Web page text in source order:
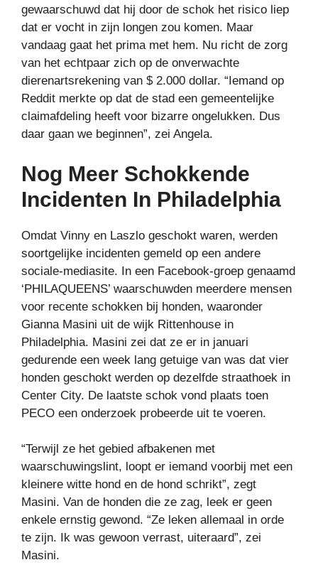
gewaarschuwd dat hij door de schok het risico liep
dat er vocht in zijn longen zou komen. Maar
vandaag gaat het prima met hem. Nu richt de zorg
van het echtpaar zich op de onverwachte
dierenartsrekening van $ 2.000 dollar. “Iemand op
Reddit merkte op dat de stad een gemeentelijke
claimafdeling heeft voor bizarre ongelukken. Dus
daar gaan we beginnen”, zei Angela.
Nog Meer Schokkende
Incidenten In Philadelphia
Omdat Vinny en Laszlo geschokt waren, werden
soortgelijke incidenten gemeld op een andere
sociale-mediasite. In een Facebook-groep genaamd
‘PHILAQUEENS’ waarschuwden meerdere mensen
voor recente schokken bij honden, waaronder
Gianna Masini uit de wijk Rittenhouse in
Philadelphia. Masini zei dat ze er in januari
gedurende een week lang getuige van was dat vier
honden geschokt werden op dezelfde straathoek in
Center City. De laatste schok vond plaats toen
PECO een onderzoek probeerde uit te voeren.
“Terwijl ze het gebied afbakenen met
waarschuwingslint, loopt er iemand voorbij met een
kleinere witte hond en de hond schrikt”, zegt
Masini. Van de honden die ze zag, leek er geen
enkele ernstig gewond. “Ze leken allemaal in orde
te zijn. Ik was gewoon verrast, uiteraard”, zei
Masini.